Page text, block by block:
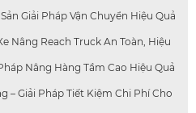
Giải Pháp Vận Chuyển Hiệu Quả
Nâng Reach Truck An Toàn, Hiệu
Nâng Hàng Tầm Cao Hiệu Quả
– Giải Pháp Tiết Kiệm Chi Phí Cho